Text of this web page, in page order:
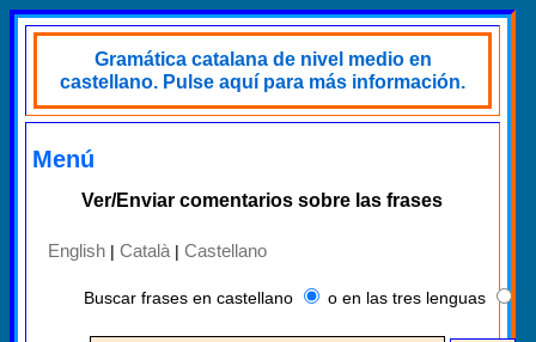
Gramática catalana de nivel medio en
castellano. Pulse aquí para más información.
Menú
Ver/Enviar comentarios sobre las frases
English | Català | Castellano
Buscar frases en castellano o en las tres lenguas